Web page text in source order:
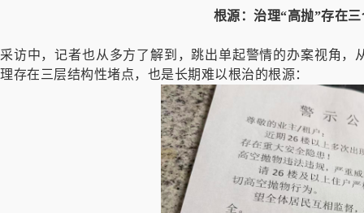
根源：治理“高抛”存在
采访中，记者也从多方了解到，跳出单起警情的办案视角
理存在三层结构性堵点，也是长期难以根治的根源：